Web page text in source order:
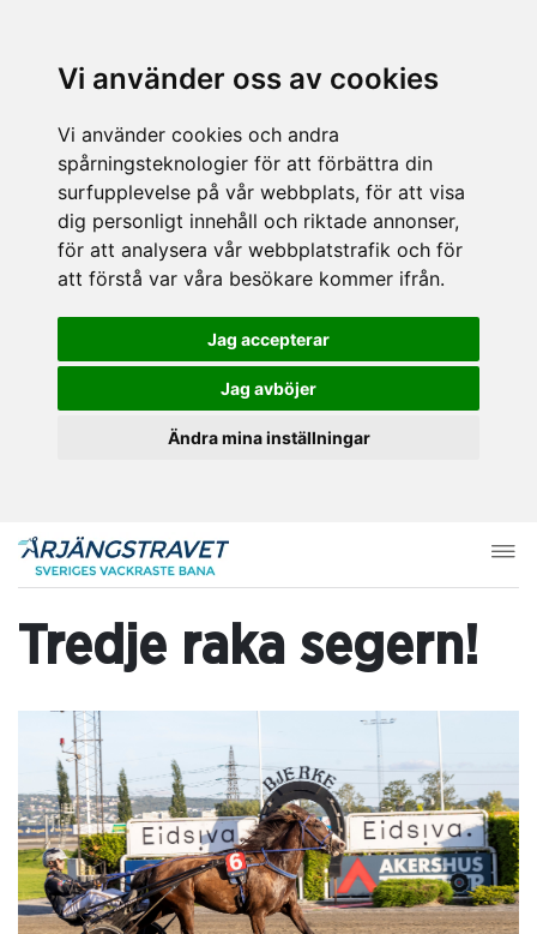
Vi använder oss av cookies
Vi använder cookies och andra
spårningsteknologier för att förbättra din
surfupplevelse på vår webbplats, för att visa
dig personligt innehåll och riktade annonser,
för att analysera vår webbplatstrafik och för
att förstå var våra besökare kommer ifrån.
Jag accepterar
Jag avböjer
Ändra mina inställningar
Tredje raka segern!